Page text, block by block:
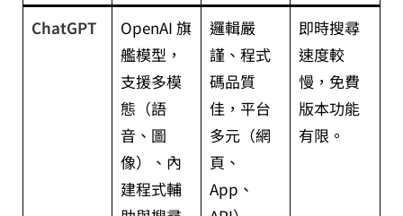
ChatGPT
OpenAI 旗
艦模型，
支援多模
態（語
音、圖
像）、內
建程式輔
邏輯嚴
謹、程式
碼品質
佳，平台
多元（網
頁、
App、
即時搜尋
速度較
慢，免費
版本功能
有限。